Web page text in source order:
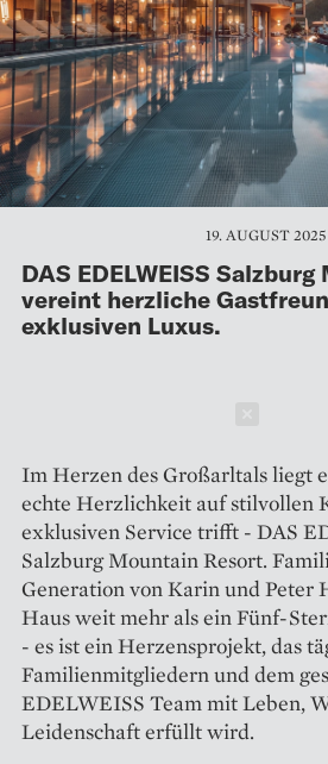
19. AUGUST 2025
DAS EDELWEISS
vereint herzliche
exklusiven Luxus.
Im Herzen des Großarltals liegt
echte Herzlichkeit auf stilvollen
exklusiven Service trifft - DAS
Salzburg Mountain Resort.
Generation von Karin und Peter
Haus weit mehr als ein Fünf-
- es ist ein Herzensprojekt, das
Familienmitgliedern und dem
EDELWEISS Team mit Leben,
Leidenschaft erfüllt wird.